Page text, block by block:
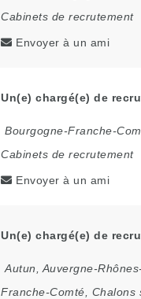
Cabinets de recrutement
Envoyer à un ami
Un(e) chargé(e) de
Bourgogne-Franche-
Cabinets de recrutement
Envoyer à un ami
Un(e) chargé(e) de
Autun Auvergne-
Franche-Comté
Chalons